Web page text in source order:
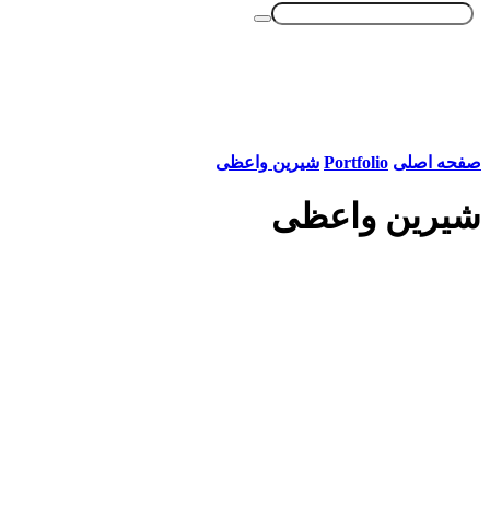
صفحه اصلی Portfolio شیرین واعظی
شیرین واعظی